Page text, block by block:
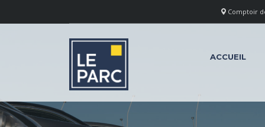
Comptoir
ACCUEIL